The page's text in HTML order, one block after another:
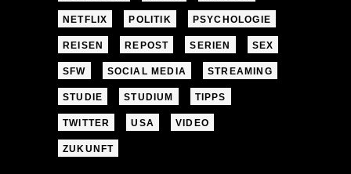
NETFLIX POLITIK PSYCHOLOGIE
REISEN REPOST SERIEN SEX
SFW SOCIAL MEDIA STREAMING
STUDIE STUDIUM TIPPS
TWITTER USA VIDEO
ZUKUNFT